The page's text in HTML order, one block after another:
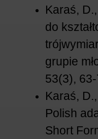
Karaś,
do
grupie
53(3),
Karaś,
Polish
Short